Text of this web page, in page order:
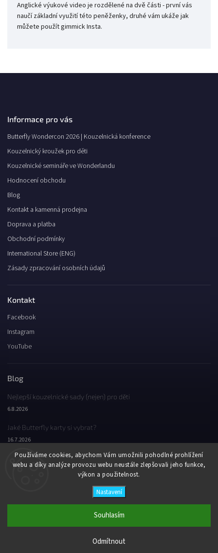
Používáme cookies, abychom Vám umožnili pohodlné prohlížení
webu a díky analýze provozu webu neustále zlepšovali jeho funkce,
výkon a použitelnost.
Nastavení
Odmítnout
Souhlasím
Anglické výukové video je rozdělené na dvě části - první vás
naučí základní využití této peněženky, druhé vám ukáže jak
můžete použít gimmick Insta.
Informace pro vás
Butterfly Wondercon 2026 | Kouzelnická konference
Kouzelnický kroužek pro děti
Kouzelnické semináře ve Wonderlandu
Hodnocení obchodu
Blog
Kontakt a kamenná prodejna
Doprava a platba
Obchodní podmínky
International Store (ENG)
Zásady zpracování osobních údajů
Kontakt
Facebook
Instagram
YouTube
Blog
Nejlepší kouzelnické sady (nejen) pro děti
6.8.2026
Jaké Butterfly karty si vybrat?
16.7.2026
Jaký byl Butterfly Wondercon 2025?
Copyright 2026Butterfly Wonderland. Všechna práva vyhrazena.
Shoptet | DesignShoptak.cz